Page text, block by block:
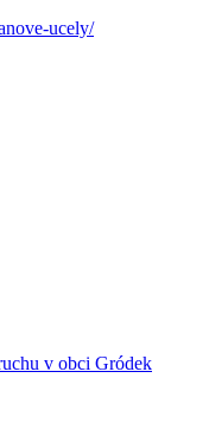
ucely/
v obci Gródek